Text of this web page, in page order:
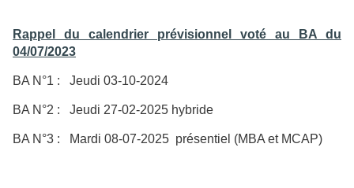
Rappel du calendrier prévisionnel voté au BA du
04/07/2023
BA N°1 : Jeudi 03-10-2024
BA N°2 : Jeudi 27-02-2025 hybride
BA N°3 : Mardi 08-07-2025 présentiel (MBA et MCAP)